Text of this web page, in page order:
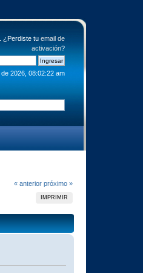
¿Perdiste tu email de
activación?
2026, 08:02:22 am
« anterior próximo »
IMPRIMIR